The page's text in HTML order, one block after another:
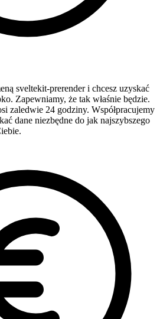
sveltekit-prerender i chcesz uzyskać
Zapewniamy, że tak właśnie będzie.
zaledwie 24 godziny. Współpracujemy
dane niezbędne do jak najszybszego